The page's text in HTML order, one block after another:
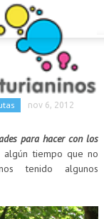
nov 6, 2012
para hacer con los
algún tiempo que no
tenido algunos